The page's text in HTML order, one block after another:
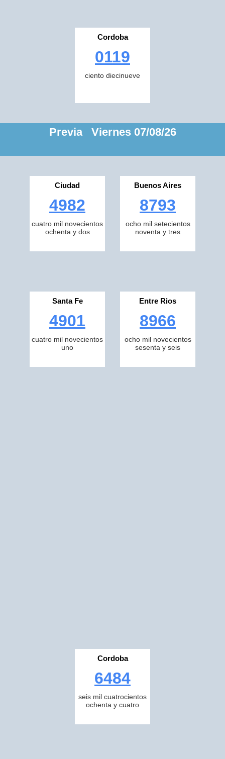
Cordoba
0119
ciento diecinueve
Previa Viernes 07/08/26
Ciudad
4982
cuatro mil novecientos
ochenta y dos
Buenos Aires
8793
ocho mil setecientos
noventa y tres
Santa Fe
4901
cuatro mil novecientos
uno
Entre Rios
8966
ocho mil novecientos
sesenta y seis
Cordoba
6484
seis mil cuatrocientos
ochenta y cuatro